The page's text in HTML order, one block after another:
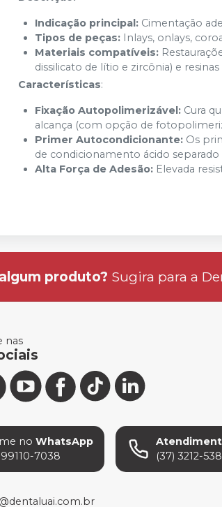
Indicação principal: Cimentação
Tipos de peças: Inlays, onlays,
Materiais compatíveis:
dissilicato de lítio e zircônia) e
Características:
Fixação Autopolimerizável: Cura
alcança (com opção de
Primer Autocondicionante: Os
de condicionamento ácido separado
Alta Força de Adesão: Elevada
produto? Sugira para a
nas
no WhatsApp
99110-7038
(37) 3212-